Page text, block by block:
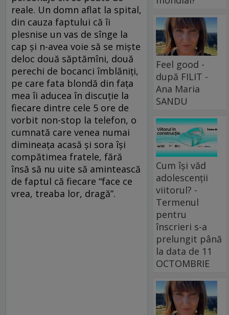
reale. Un domn aflat la spital,
din cauza faptului că îi
plesnise un vas de sînge la
cap şi n-avea voie să se mişte
deloc două săptămîni, două
perechi de bocanci îmblăniţi,
pe care fata blondă din faţa
mea îi aducea în discuţie la
fiecare dintre cele 5 ore de
vorbit non-stop la telefon, o
cumnată care venea numai
dimineaţa acasă şi sora îşi
compătimea fratele, fără
însă să nu uite să amintească
de faptul că fiecare “face ce
vrea, treaba lor, dragă”.
Feel good -
după FILIT -
Ana Maria
SANDU
Cum își văd
adolescenții
viitorul? -
Termenul
pentru
înscrieri s-a
prelungit până
la data de 11
OCTOMBRIE